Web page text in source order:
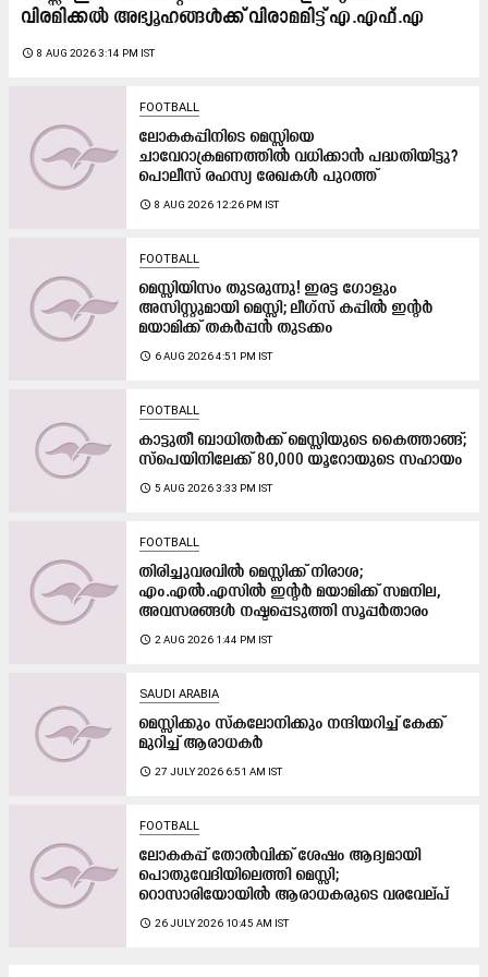
വിരമിക്കൽ അഭ്യൂഹങ്ങൾക്ക് വിരാമമിട്ട് എ.എഫ്.എ
access_time 8 AUG 2026 3:14 PM IST
FOOTBALL
ലോകകപ്പിനിടെ മെസ്സിയെ
ചാവേറാക്രമണത്തിൽ വധിക്കാൻ പദ്ധതിയിട്ടു?
പൊലീസ് രഹസ്യ രേഖകൾ പുറത്ത്
access_time 8 AUG 2026 12:26 PM IST
FOOTBALL
മെസ്സിയിസം തുടരുന്നു! ഇരട്ട ഗോളും
അസിസ്റ്റുമായി മെസ്സി; ലീഗ്സ് കപ്പിൽ ഇന്റർ
മയാമിക്ക് തകർപ്പൻ തുടക്കം
access_time 6 AUG 2026 4:51 PM IST
FOOTBALL
കാട്ടുതീ ബാധിതർക്ക് മെസ്സിയുടെ കൈത്താങ്ങ്;
സ്പെയിനിലേക്ക് 80,000 യൂറോയുടെ സഹായം
access_time 5 AUG 2026 3:33 PM IST
FOOTBALL
തിരിച്ചുവരവിൽ മെസ്സിക്ക് നിരാശ;
എം.എൽ.എസിൽ ഇന്‍റർ മയാമിക്ക് സമനില,
അവസരങ്ങൾ നഷ്ടപ്പെടുത്തി സൂപ്പർതാരം
access_time 2 AUG 2026 1:44 PM IST
SAUDI ARABIA
മെസ്സിക്കും സ്കലോനിക്കും നന്ദിയറിച്ച് കേക്ക്
മുറിച്ച് ആരാധകർ
access_time 27 JULY 2026 6:51 AM IST
FOOTBALL
ലോകകപ്പ് തോൽവിക്ക് ശേഷം ആദ്യമായി
പൊതുവേദിയിലെത്തി മെസ്സി;
റൊസാരിയോയിൽ ആരാധകരുടെ വരവേല്പ്
access_time 26 JULY 2026 10:45 AM IST